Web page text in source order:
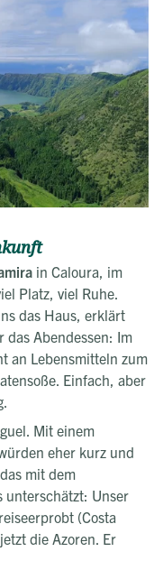
in Caloura, im
Platz, viel Ruhe.
das Haus, erklärt
das Abendessen: Im
an Lebensmitteln zum
Einfach, aber
Mit einem
eher kurz und
mit dem
unterschätzt: Unser
(Costa
die Azoren. Er